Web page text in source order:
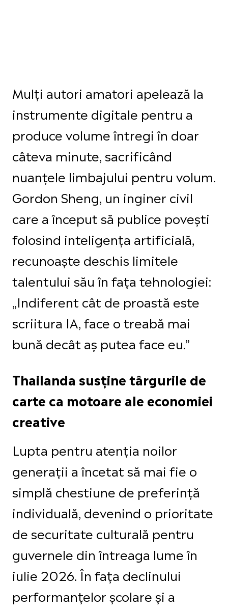
Mulți autori amatori apelează la
instrumente digitale pentru a
produce volume întregi în doar
câteva minute, sacrificând
nuanțele limbajului pentru volum.
Gordon Sheng, un inginer civil
care a început să publice povești
folosind inteligența artificială,
recunoaște deschis limitele
talentului său în fața tehnologiei:
„Indiferent cât de proastă este
scriitura IA, face o treabă mai
bună decât aș putea face eu.”
Thailanda susține târgurile de
carte ca motoare ale economiei
creative
Lupta pentru atenția noilor
generații a încetat să mai fie o
simplă chestiune de preferință
individuală, devenind o prioritate
de securitate culturală pentru
guvernele din întreaga lume în
iulie 2026. În fața declinului
performanțelor școlare și a